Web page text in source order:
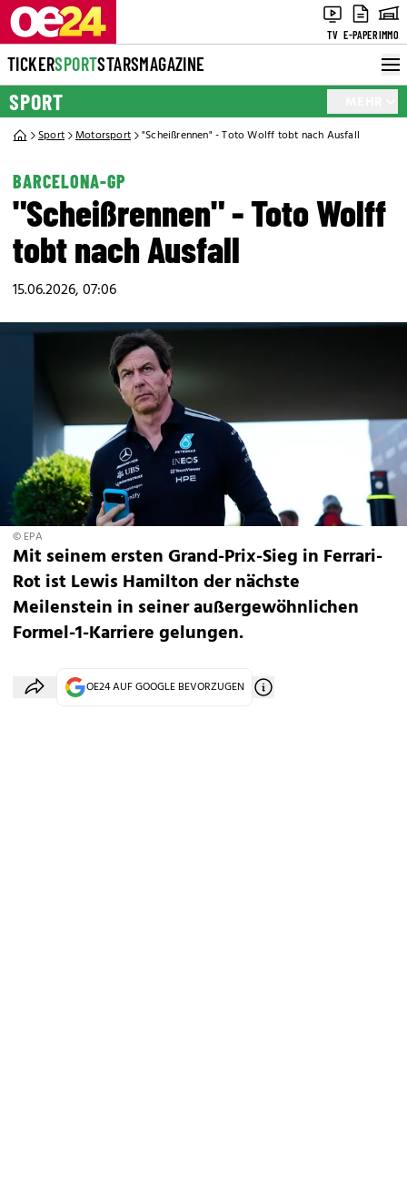
TV E-PAPERIMMO
TICKERSPORTSTARSMAGAZINE
SPORT
Sport Motorsport "Scheißrennen" - Toto Wolff tobt nach Ausfall
BARCELONA-GP
"Scheißrennen" - Toto Wolff
tobt nach Ausfall
15.06.2026, 07:06
© EPA
Mit seinem ersten Grand-Prix-Sieg in Ferrari-
Rot ist Lewis Hamilton der nächste
Meilenstein in seiner außergewöhnlichen
Formel-1-Karriere gelungen.
OE24 AUF GOOGLE BEVORZUGEN